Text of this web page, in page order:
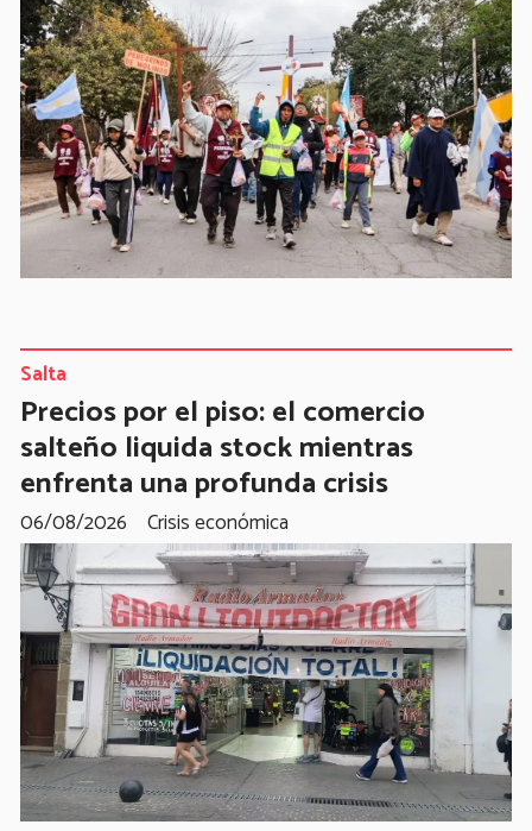
Precios por el piso: el comercio
salteño liquida stock mientras
enfrenta una profunda crisis
Crisis económica
Salta
06/08/2026